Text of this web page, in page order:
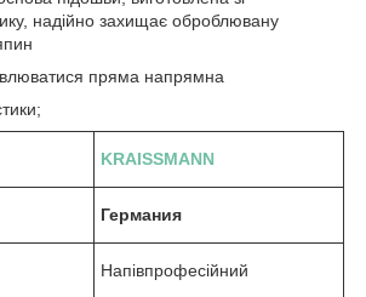
надійно захищає оброблювану
пряма напрямна
KRAISSMANN
Германия
Напівпрофесійний